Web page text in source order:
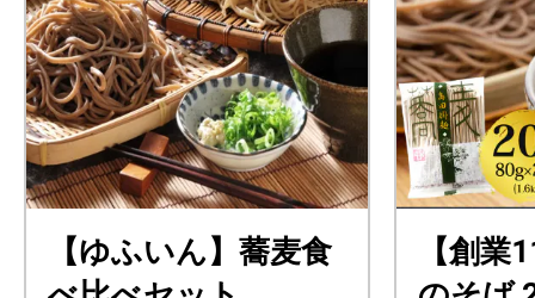
【ゆふいん】蕎麦食
【創業